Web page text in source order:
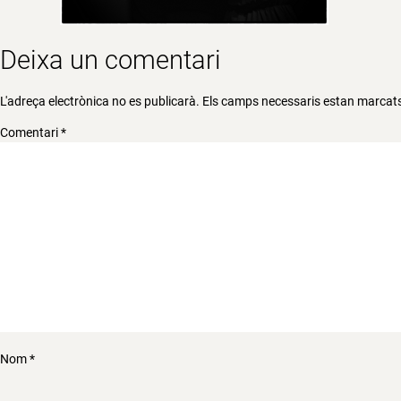
Deixa un comentari
L'adreça electrònica no es publicarà. Els camps necessaris estan
Comentari*
Nom*